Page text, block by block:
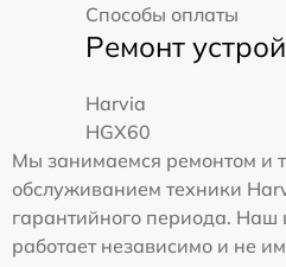
Способы оплаты
Ремонт
Harvia
HGX60
Мы занимаемся ремонтом и
обслуживанием техники
гарантийного периода. Наш
работает независимо и не